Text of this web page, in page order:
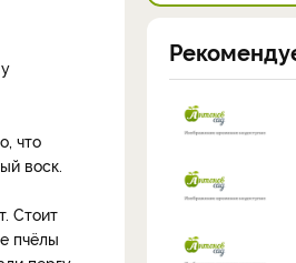
что
воск.
Стоит
пчёлы